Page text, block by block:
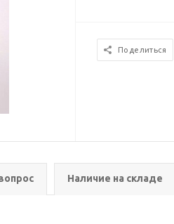
Поделиться
Наличие на складе